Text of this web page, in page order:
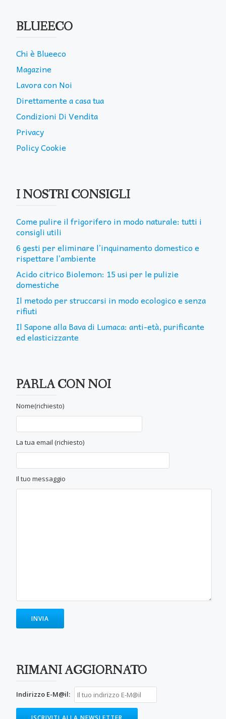
BLUEECO
Chi è Blueeco
Magazine
Lavora con Noi
Direttamente a casa tua
Condizioni Di Vendita
Privacy
Policy Cookie
I NOSTRI CONSIGLI
Come pulire il frigorifero in modo naturale: tutti i
consigli utili
6 gesti per eliminare l’inquinamento domestico e
rispettare l’ambiente
Acido citrico Biolemon: 15 usi per le pulizie
domestiche
Il metodo per struccarsi in modo ecologico e senza
rifiuti
Il Sapone alla Bava di Lumaca: anti-età, purificante
ed elasticizzante
PARLA CON NOI
Nome(richiesto)
La tua email (richiesto)
Il tuo messaggio
RIMANI AGGIORNATO
Indirizzo E-M@il: